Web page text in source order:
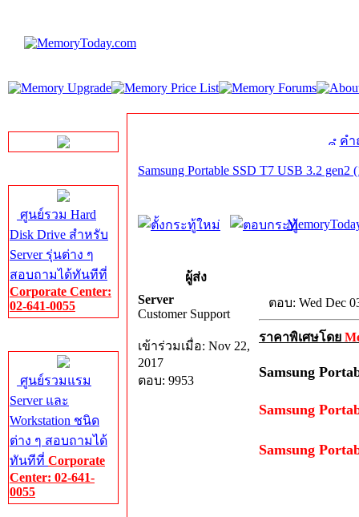
ศูนย์รวม Hard
Disk Drive สำหรับ
Server รุ่นต่าง ๆ
สอบถามได้ทันทีที่
Corporate Center:
02-641-0055
ศูนย์รวมแรม
Server และ
Workstation ชนิด
ต่าง ๆ สอบถามได้
ทันทีที่ Corporate
Center: 02-641-
0055
คำ
Samsung Portable SSD T7 USB 3.2 gen2
ผู้ส่ง
Server
Customer Support
เข้าร่วมเมื่อ: Nov 22,
2017
ตอบ: 9953
ตอบ: Wed Dec
ราคาพิเศษโดย
Samsung
Samsung
Samsung